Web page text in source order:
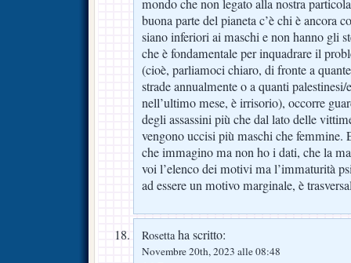
mondo che non legato alla nostra
buona parte del pianeta c’è chi è ancora
siano inferiori ai maschi e non hanno gli
che è fondamentale per inquadrare il
(cioè, parliamoci chiaro, di fronte a
strade annualmente o a quanti
nell’ultimo mese, è irrisorio), occorre
degli assassini più che dal lato delle
vengono uccisi più maschi che femmine.
che immagino ma non ho i dati, che la
voi l’elenco dei motivi ma l’immaturità
ad essere un motivo marginale, è
Rosettaha scritto:
Novembre 20th, 2023 alle 08:48